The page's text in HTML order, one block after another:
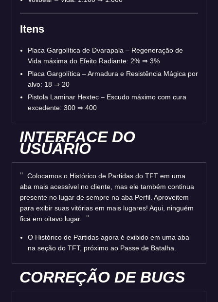
Itens
Placa Gargolítica de Dvarapala – Regeneração de
Vida máxima do Efeito Radiante: 2% ⇒ 3%
Placa Gargolítica – Armadura e Resistência Mágica por
alvo: 18 ⇒ 20
Pistola Laminar Hextec – Escudo máximo com cura
excedente: 300 ⇒ 400
INTERFACE DO
USUÁRIO
Colocamos o Histórico de Partidas do TFT em uma
aba mais acessível no cliente, mas ele também continua
presente no lugar de sempre na aba Perfil. Aproveitem
para exibir suas vitórias em mais lugares! Aqui, ninguém
fica em oitavo lugar.
O Histórico de Partidas agora é exibido em uma aba
na seção do TFT, próximo ao Passe de Batalha.
CORREÇÃO DE BUGS